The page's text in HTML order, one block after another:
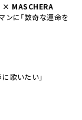
× MASCHERA
ンに「数奇な運命を
歌いたい」